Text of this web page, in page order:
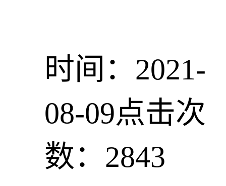
时间：2021-
08-09点击次
数：2843